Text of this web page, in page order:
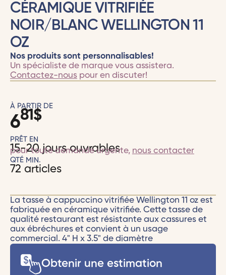
CÉRAMIQUE VITRIFIÉE
NOIR/BLANC WELLINGTON 11
OZ
Nos produits sont personnalisables!
Un spécialiste de marque vous assistera.
Contactez-nouspour en discuter!
À PARTIR DE
681$
PRÊT EN
15-20 jours ouvrables
pour toute demande urgente, nous contacter
QTÉ MIN.
72 articles
La tasse à cappuccino vitrifiée Wellington 11 oz est
fabriquée en céramique vitrifiée. Cette tasse de
qualité restaurant est résistante aux cassures et
aux ébréchures et convient à un usage
commercial. 4" H x 3.5" de diamètre
Obtenir une estimation